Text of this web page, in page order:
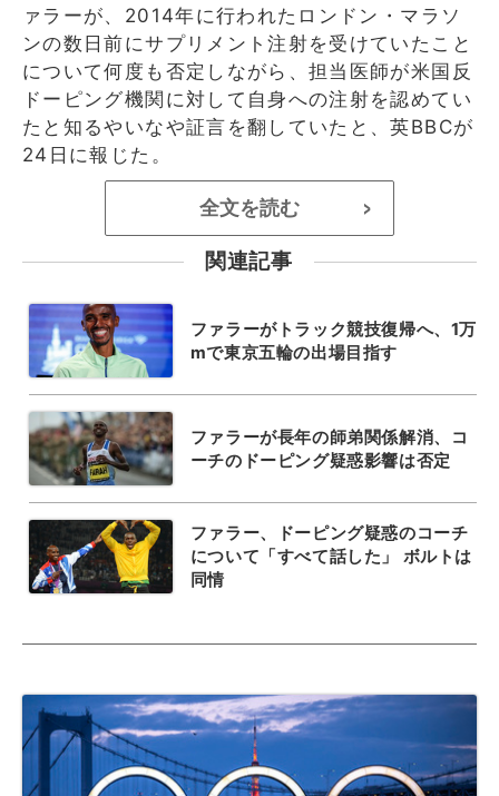
ァラーが、2014年に行われたロンドン・マラソ
ンの数日前にサプリメント注射を受けていたこと
について何度も否定しながら、担当医師が米国反
ドーピング機関に対して自身への注射を認めてい
たと知るやいなや証言を翻していたと、英BBCが
24日に報じた。
全文を読む >
関連記事
ファラーがトラック競技復帰へ、1万
mで東京五輪の出場目指す
ファラーが長年の師弟関係解消、コ
ーチのドーピング疑惑影響は否定
ファラー、ドーピング疑惑のコーチ
について「すべて話した」 ボルトは
同情